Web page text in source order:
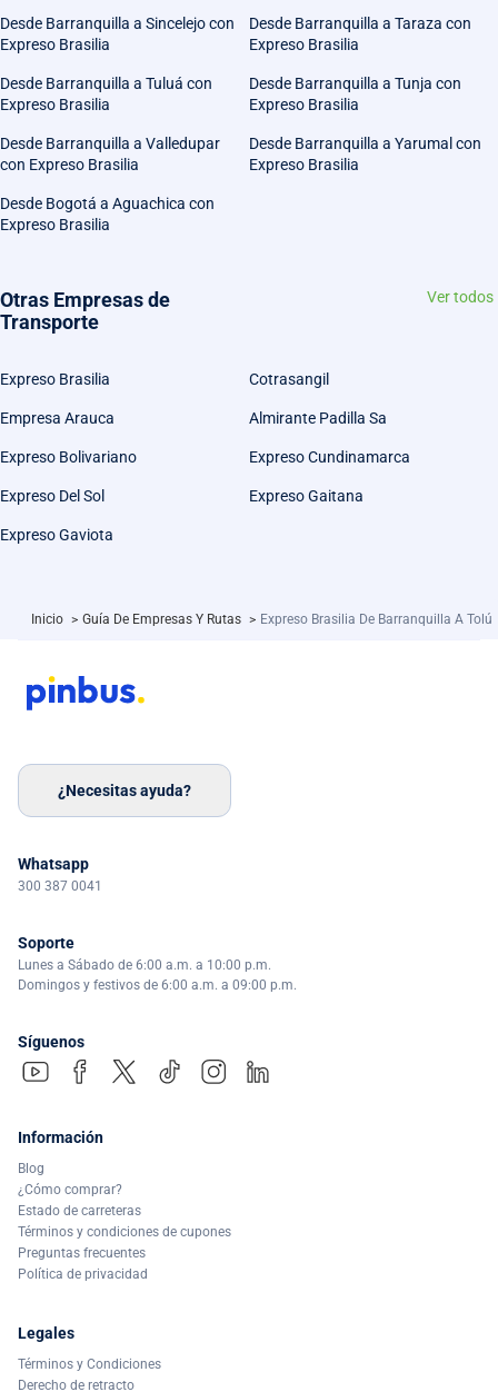
Desde Barranquilla a Sincelejo con
Expreso Brasilia
Desde Barranquilla a Taraza con
Expreso Brasilia
Desde Barranquilla a Tuluá con
Expreso Brasilia
Desde Barranquilla a Tunja con
Expreso Brasilia
Desde Barranquilla a Valledupar
con Expreso Brasilia
Desde Barranquilla a Yarumal con
Expreso Brasilia
Desde Bogotá a Aguachica con
Expreso Brasilia
Otras Empresas de
Transporte
Ver todos
Expreso Brasilia Cotrasangil
Empresa Arauca Almirante Padilla Sa
Expreso Bolivariano Expreso Cundinamarca
Expreso Del Sol Expreso Gaitana
Expreso Gaviota
Inicio > Guía De Empresas Y Rutas > Expreso Brasilia De Barranquilla A Tolú
¿Necesitas ayuda?
Whatsapp
300 387 0041
Soporte
Lunes a Sábado de 6:00 a.m. a 10:00 p.m.
Domingos y festivos de 6:00 a.m. a 09:00 p.m.
Síguenos
Información
Blog
¿Cómo comprar?
Estado de carreteras
Términos y condiciones de cupones
Preguntas frecuentes
Política de privacidad
Legales
Términos y Condiciones
Derecho de retracto